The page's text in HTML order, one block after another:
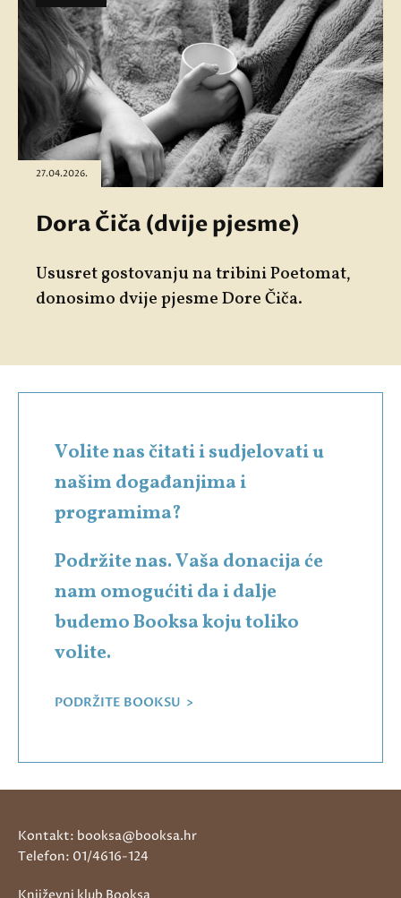
27.04.2026.
Dora Čiča (dvije pjesme)
Ususret gostovanju na tribini Poetomat,
donosimo dvije pjesme Dore Čiča.
Volite nas čitati i sudjelovati u
našim događanjima i
programima?
Podržite nas. Vaša donacija će
nam omogućiti da i dalje
budemo Booksa koju toliko
volite.
PODRŽITE BOOKSU >
Kontakt: booksa@booksa.hr
Telefon: 01/4616-124
Književni klub Booksa